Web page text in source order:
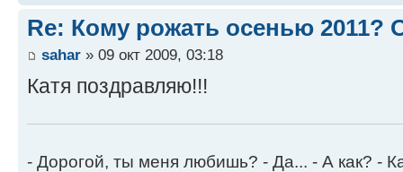
Re: Кому рожать осенью 2011?
sahar » 09 окт 2009, 03:18
Катя поздравляю!!!
- Дорогой, ты меня любишь? - Да... - А как? -